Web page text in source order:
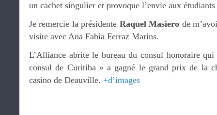
un cachet singulier et provoque l’envie aux
Je remercie la présidente Raquel Masiero de
visite avec Ana Fabia Ferraz Marins.
L’Alliance abrite le bureau du consul honoraire
consul de Curitiba » a gagné le grand prix de la
casino de Deauville. +d’images